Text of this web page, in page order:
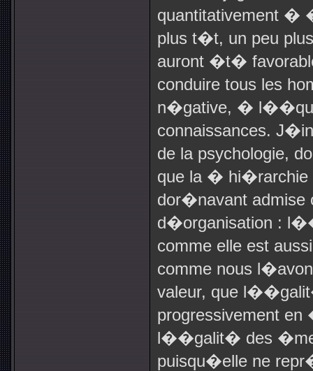
quantitativement
plus t�t, un peu
auront �t�
conduire tous les
n�gative, �
connaissances.
de la psychologie,
que la �
dor�navant admise
d�organisation :
comme elle est
comme nous
valeur, que
progressivement
l��galit� des
puisqu�elle ne